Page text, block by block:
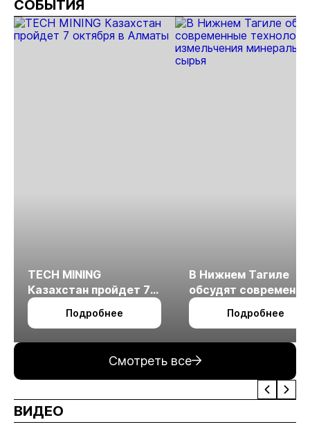
СОБЫТИЯ
TECH MINING
Казахстан пройдет 7
октября в Алматы
Подробнее
В Нижнем Тагиле
обсудят
технологии
измельчения
Подробнее
Смотреть все
ВИДЕО